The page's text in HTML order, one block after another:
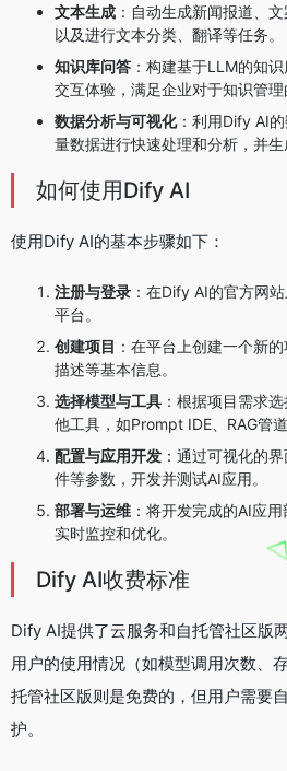
文本生成 ：自动生成新闻报道、
以及进行文本分类、翻译等任务。
知识库问答 ：构建基于LLM的知
交互体验，满足企业对于知识管理
数据分析与可视化：利用Dify AI
量数据进行快速处理和分析，并生
如何使用Dify AI
使用Dify AI的基本步骤如下：
注册与登录 ：在Dify AI的官方网
平台。
创建项目 ：在平台上创建一个新
描述等基本信息。
选择模型与工具 ：根据项目需求
他工具，如Prompt IDE、RAG管道
配置与应用开发 ：通过可视化的
件等参数，开发并测试AI应用。
部署与运维 ：将开发完成的AI应
实时监控和优化。
Dify AI收费标准
Dify AI提供了云服务和自托管社区版
用户的使用情况（如模型调用次数、
托管社区版则是免费的，但用户需要
护。